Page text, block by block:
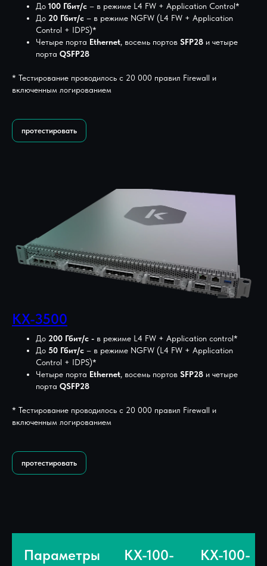
До 100 Гбит/с – в режиме L4 FW + Application Control*
До 20 Гбит/с – в режиме NGFW (L4 FW + Application
Control + IDPS)*
Четыре порта Ethernet, восемь портов SFP28 и четыре
порта QSFP28
* Тестирование проводилось с 20 000 правил Firewall и
включенным логированием
протестировать
KX-3500
До 200 Гбит/с - в режиме L4 FW + Application control*
До 50 Гбит/с – в режиме NGFW (L4 FW + Application
Control + IDPS)*
Четыре порта Ethernet, восемь портов SFP28 и четыре
порта QSFP28
* Тестирование проводилось с 20 000 правил Firewall и
включенным логированием
протестировать
Параметры
KX-100-
KX-100-